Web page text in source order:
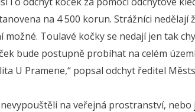
na 4 500 korun. Strážníci nedělají
Toulavé kočky se nedají jen tak
bude postupně probíhat na celém
U Pramene,“ popsal odchyt ředitel
na veřejná prostranství, nebo